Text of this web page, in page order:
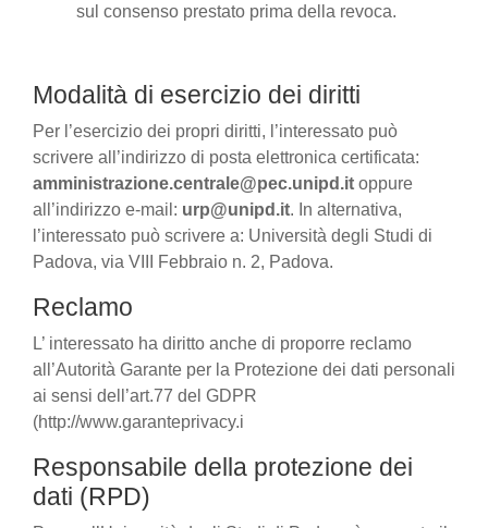
sul consenso prestato prima della revoca.
Modalità di esercizio dei diritti
Per l’esercizio dei propri diritti, l’interessato può
scrivere all’indirizzo di posta elettronica certificata:
amministrazione.centrale@pec.unipd.it oppure
all’indirizzo e-mail: urp@unipd.it. In alternativa,
l’interessato può scrivere a: Università degli Studi di
Padova, via VIII Febbraio n. 2, Padova.
Reclamo
L’ interessato ha diritto anche di proporre reclamo
all’Autorità Garante per la Protezione dei dati personali
ai sensi dell’art.77 del GDPR
(http://www.garanteprivacy.i
Responsabile della protezione dei
dati (RPD)